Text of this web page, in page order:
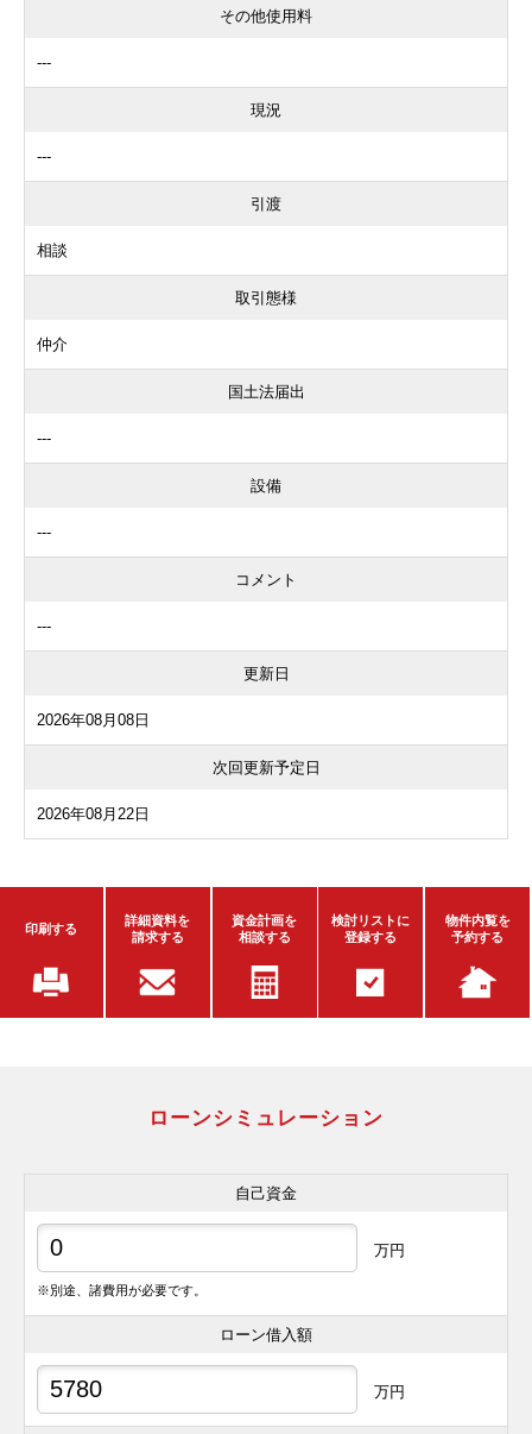
その他使用料
---
現況
---
引渡
相談
取引態様
仲介
国土法届出
---
設備
---
コメント
---
更新日
2026年08月08日
次回更新予定日
2026年08月22日
印刷する
詳細資料を
請求する
資金計画を
相談する
検討リストに
登録する
物件内覧を
予約する
ローンシミュレーション
自己資金
万円
※別途、諸費用が必要です。
ローン借入額
万円